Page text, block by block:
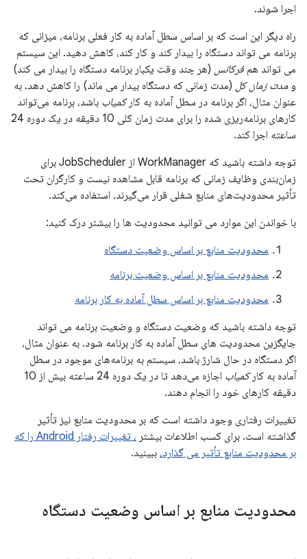
اجرا شوند.
راه دیگر این است که بر اساس سطل آماده به کار فعلی برنامه، میزانی که
برنامه می تواند دستگاه را بیدار کند و کار کند، کاهش دهید. این سیستم
می تواند همفرکانس (هر چند وقت یکبار برنامه دستگاه را بیدار می کند)
و مدت زمان کل (مدت زمانی که دستگاه بیدار می ماند) را کاهش دهد. به
عنوان مثال، اگر برنامه در سطل آماده به کارکمیاب باشد، برنامه می‌تواند
کارهای برنامه‌ریزی شده را برای مدت زمان کلی 10 دقیقه در یک دوره 24
ساعته اجرا کند.
توجه داشته باشید که WorkManager از JobScheduler برای
زمان‌بندی وظایف زمانی که برنامه قابل مشاهده نیست و کارگران تحت
تأثیر محدودیت‌های منابع شغلی قرار می‌گیرند، استفاده می‌کند.
با خواندن این موارد می توانید محدودیت ها را بیشتر درک کنید:
محدودیت منابع بر اساس وضعیت دستگاه
محدودیت منابع بر اساس وضعیت برنامه
محدودیت منابع بر اساس سطل آماده به کار برنامه
توجه داشته باشید که وضعیت دستگاه و وضعیت برنامه می تواند
جایگزین محدودیت های سطل آماده به کار برنامه شود. به عنوان مثال،
اگر دستگاه در حال شارژ باشد، سیستم به برنامه‌های موجود در سطل
آماده به کارکمیاب
اجازه می‌دهد تا در یک دوره 24 ساعته بیش از 10
دقیقه کارهای خود را انجام دهند.
تغییرات رفتاری وجود داشته است که بر محدودیت منابع نیز تأثیر
گذاشته است. برای کسب اطلاعات بیشتر
، تغییرات رفتار Android را که
بر محدودیت منابع تأثیر می گذارد، ببینید.
محدودیت منابع بر اساس وضعیت دستگاه